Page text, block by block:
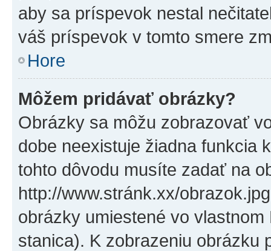
aby sa príspevok nestal
váš príspevok v tomto smere
Hore
Môžem pridávať obrázky?
Obrázky sa môžu zobrazovať
dobe neexistuje žiadna funkcia
tohto dôvodu musíte zadať na
http://www.stránk.xx/
obrázky umiestené vo
stanica). K zobrazeniu obrázku